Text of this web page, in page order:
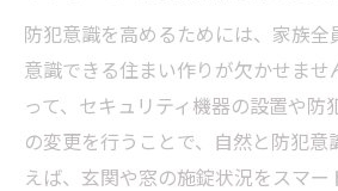
防犯意識を高めるためには、家族全
意識できる住まい作りが欠かせませ
って、セキュリティ機器の設置や防
の変更を行うことで、自然と防犯意
えば、玄関や窓の施錠状況をスマー